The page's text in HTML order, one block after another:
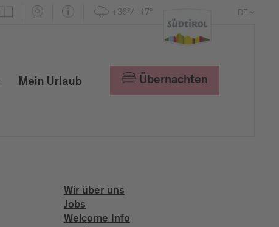
+36°/+17° DE
Mein Urlaub Übernachten
Wir über uns
Jobs
Welcome Info